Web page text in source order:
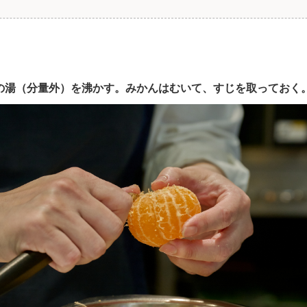
湯（分量外）を沸かす。みかんはむいて、すじを取っておく